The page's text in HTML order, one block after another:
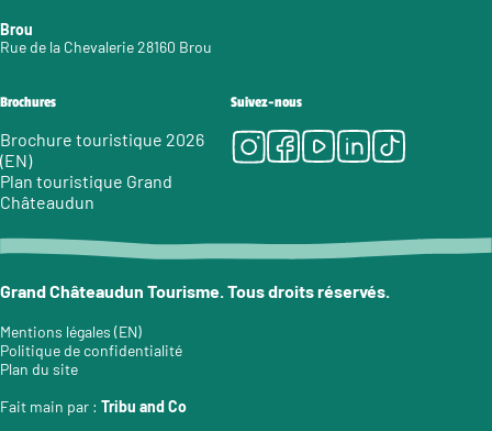
Brou
Rue de la Chevalerie 28160 Brou
Brochures
Brochure touristique 2026
(EN)
Plan touristique Grand
Châteaudun
Suivez-nous
Instagram
Facebook
Youtube
LinkedIn
Tiktok
Grand Châteaudun Tourisme. Tous droits réservés.
Mentions légales (EN)
Politique de confidentialité
Plan du site
Fait main par : Tribu and Co